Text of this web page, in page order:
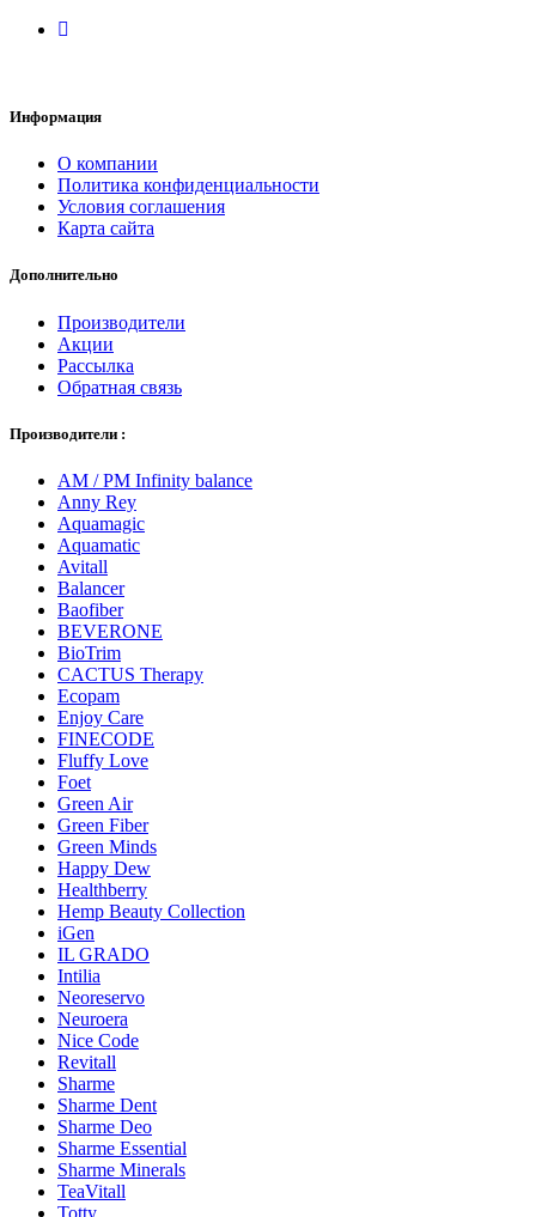
Информация
О компании
Политика конфиденциальности
Условия соглашения
Карта сайта
Дополнительно
Производители
Акции
Рассылка
Обратная связь
Производители :
AM / PM Infinity balance
Anny Rey
Aquamagic
Aquamatic
Avitall
Balancer
Baofiber
BEVERONE
BioTrim
CACTUS Therapy
Ecopam
Enjoy Care
FINECODE
Fluffy Love
Foet
Green Air
Green Fiber
Green Minds
Happy Dew
Healthberry
Hemp Beauty Collection
iGen
IL GRADO
Intilia
Neoreservo
Neuroera
Nice Code
Revitall
Sharme
Sharme Dent
Sharme Deo
Sharme Essential
Sharme Minerals
TeaVitall
Totty